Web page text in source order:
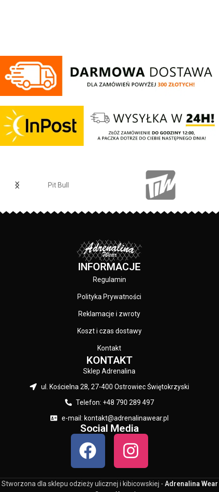
dołu bluzy - żebrowany kołnierz -
ściągacze rękawów dodatkowo
posiadają otwory na kciuk - od
silikonowa kwadratowa naszywka
na lewym rękawie z logo marki Pit
Bull - duży nadruk na plecach oraz
sitodruku przez co są bardzo
trwałe - skład materiału: 80%
bawełna / 20% poliester
PRODUCENT: Pit Bull
KOLOR:
INFORMACJE
Regulamin
Polityka Prywatności
Reklamacje i zwroty
Koszt i czas dostawy
Kontakt
KONTAKT
Sklep Adrenalina
ul. Kościelna 28, 27-400 Ostrowiec Świętokrzyski
Telefon: +48 790 289 497
e-mail: kontakt@adrenalinawear.pl
Social Media
Stworzona dla sklepu odzieży ulicznej i kibicowskiej - Adrenalina Wear